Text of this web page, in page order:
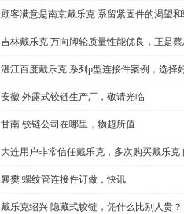
顾客满意是南京戴乐克 系留紧固件的渴望
吉林戴乐克 万向脚轮质量性能优良，正是
湛江百度戴乐克 系列p型连接件案例，选择
安徽 外露式铰链生产厂，敬请光临
甘南 铰链公司在哪里，物超所值
大连用户非常信任戴乐克，多次购买戴乐克
襄樊 螺纹管连接件订做，快讯
戴乐克绍兴 隐藏式铰链，凭什么比别人贵？